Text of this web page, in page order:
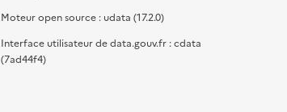
Moteur open source : udata (17.2.0)
Interface utilisateur de data.gouv.fr : cdata
(7ad44f4)